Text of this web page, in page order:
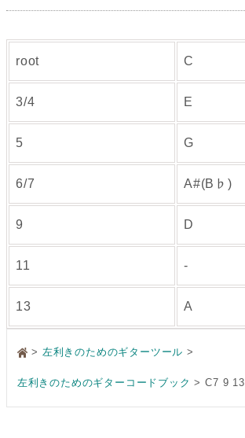
root C
3/4 E
5 G
6/7 A#(B♭)
9 D
11 -
13 A
> 左利きのためのギターツール
左利きのためのギターコードブック C7 9 13